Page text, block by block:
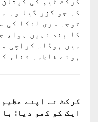
کہ جو گزر گیا وہ
توجہ سری لنکا کی
کا بند نہیں ہوا،
میں ہوگا۔ کراچی
ہوئے فاطمہ ثناء
کرکٹ نے اپنے عظیم
ایک کو کھو دیا: